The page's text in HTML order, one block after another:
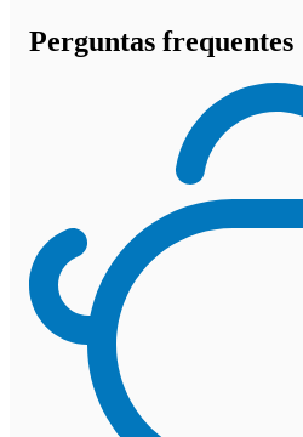
Perguntas frequentes